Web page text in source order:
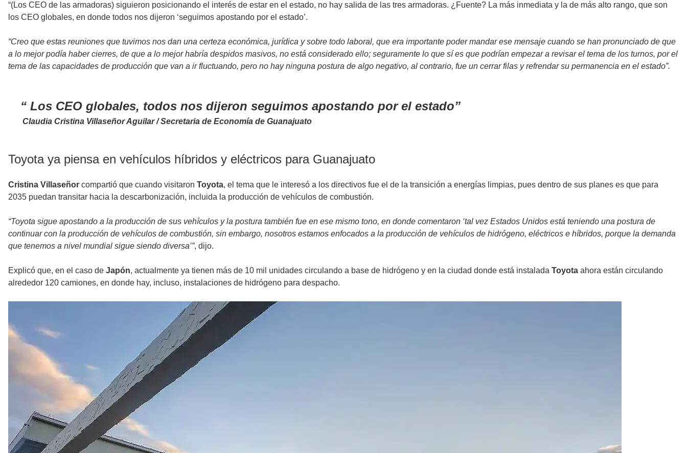
“(Los CEO de las armadoras) siguieron posicionando el interés de estar en el estado, no hay salida de las tres armadoras. ¿Fuente? La más inmediata y la de más alto rango, que son
los CEO globales, en donde todos nos dijeron ‘seguimos apostando por el estado’.
“Creo que estas reuniones que tuvimos nos dan una certeza económica, jurídica y sobre todo laboral, que era importante poder mandar ese mensaje cuando se han pronunciado de que
a lo mejor podía haber cierres, de que a lo mejor habría despidos masivos, no está considerado ello; seguramente lo que sí es que podrían empezar a revisar el tema de los turnos, por el
tema de las capacidades de producción que van a ir fluctuando, pero no hay ninguna postura de algo negativo, al contrario, fue un cerrar filas y refrendar su permanencia en el estado”.
Los CEO globales, todos nos dijeron seguimos apostando por el estado
Claudia Cristina Villaseñor Aguilar / Secretaria de Economía de Guanajuato
Toyota ya piensa en vehículos híbridos y eléctricos para Guanajuato
Cristina Villaseñor compartió que cuando visitaron Toyota, el tema que le interesó a los directivos fue el de la transición a energías limpias, pues dentro de sus planes es que para
2035 puedan transitar hacia la descarbonización, incluida la producción de vehículos de combustión.
“Toyota sigue apostando a la producción de sus vehículos y la postura también fue en ese mismo tono, en donde comentaron ‘tal vez Estados Unidos está teniendo una postura de
continuar con la producción de vehículos de combustión, sin embargo, nosotros estamos enfocados a la producción de vehículos de hidrógeno, eléctricos e híbridos, porque la demanda
que tenemos a nivel mundial sigue siendo diversa’”, dijo.
Explicó que, en el caso de Japón, actualmente ya tienen más de 10 mil unidades circulando a base de hidrógeno y en la ciudad donde está instalada Toyota ahora están circulando
alrededor 120 camiones, en donde hay, incluso, instalaciones de hidrógeno para despacho.